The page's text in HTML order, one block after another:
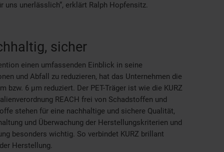
unerlässlich“, erklärt Ralph Hopfensitz.
sicher
einen umfassenden Einblick in seine
und Abfall zu reduzieren, hat das Unternehmen die
bzw. 6 µm reduziert. Der PET-Träger ist wie die KURZ
REACH frei von Schadstoffen und
stehen für eine nachhaltige und sichere Qualität,
und Überwachung der Herstellungskriterien und
besonders wichtig. So verbindet KURZ brillant
Herstellung.